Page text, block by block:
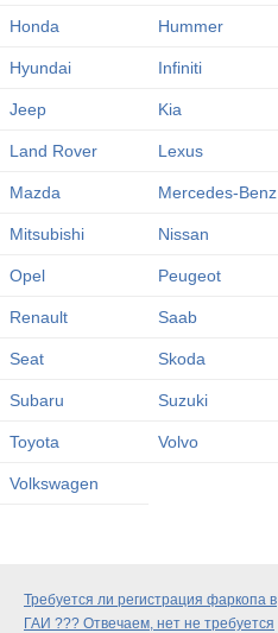
Honda Hummer
Hyundai Infiniti
Jeep Kia
Land Rover Lexus
Mazda Mercedes-Benz
Mitsubishi Nissan
Opel Peugeot
Renault Saab
Seat Skoda
Subaru Suzuki
Toyota Volvo
Volkswagen
Требуется ли регистрация фаркопа в
ГАИ ??? Отвечаем, нет не требуется